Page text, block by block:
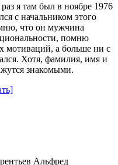
я там был в ноябре 1976
с начальником этого
что он мужчина
помню
мотиваций, а больше ни с
Хотя, фамилия, имя и
знакомыми.
Альфред